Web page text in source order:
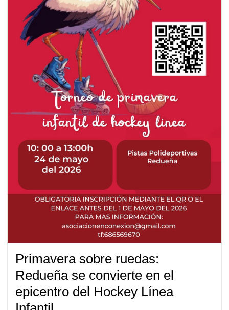
Primavera sobre ruedas:
Redueña se convierte en el
epicentro del Hockey Línea